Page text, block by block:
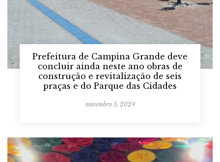
Prefeitura de Campina Grande deve
concluir ainda neste ano obras de
construção e revitalização de seis
praças e do Parque das Cidades
novembro 5, 2024